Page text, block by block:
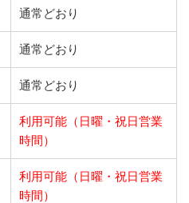
通常どおり
通常どおり
通常どおり
利用可能（日曜・祝日営業
時間）
利用可能（日曜・祝日営業
時間）